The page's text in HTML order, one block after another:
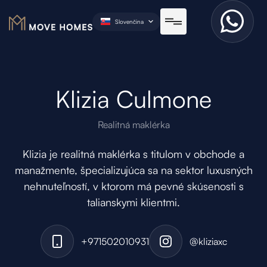
Slovenčina
Klizia Culmone
Realitná maklérka
Klizia je realitná maklérka s titulom v obchode a
manažmente, špecializujúca sa na sektor luxusných
nehnuteľností, v ktorom má pevné skúsenosti s
talianskymi klientmi.
+971502010931 @kliziaxc